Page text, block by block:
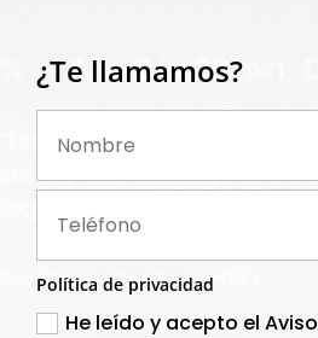
¿Te llamamos?
Política de privacidad
He leído y acepto el Aviso